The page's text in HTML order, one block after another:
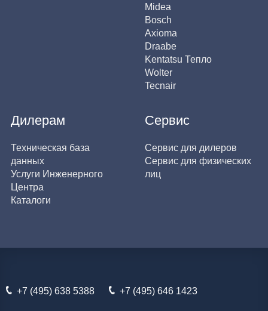
Midea
Bosch
Axioma
Draabe
Kentatsu Тепло
Wolter
Tecnair
Дилерам
Техническая база
данных
Услуги Инженерного
Центра
Каталоги
Сервис
Сервис для дилеров
Сервис для физических
лиц
+7 (495) 638 5388 +7 (495) 646 1423